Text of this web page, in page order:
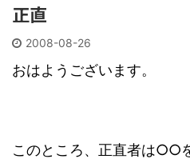
正直
2008-08-26
おはようございます。
このところ、正直者は○○